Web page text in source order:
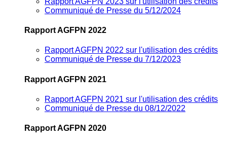
Communiqué de Presse du 5/12/2024
Rapport AGFPN 2022
Rapport AGFPN 2022 sur l'utilisation des crédits
Communiqué de Presse du 7/12/2023
Rapport AGFPN 2021
Rapport AGFPN 2021 sur l'utilisation des crédits
Communiqué de Presse du 08/12/2022
Rapport AGFPN 2020